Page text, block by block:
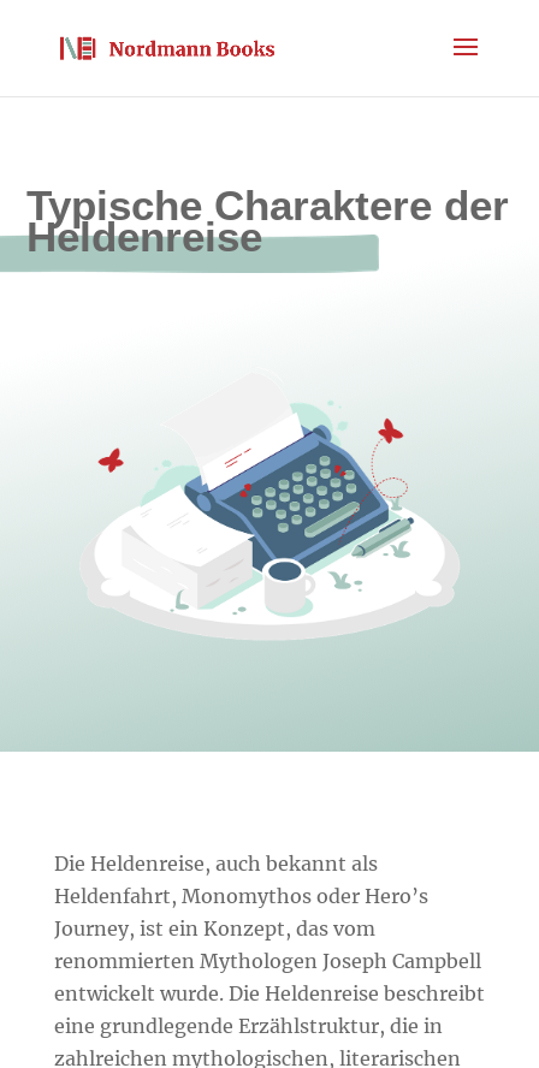
Typische Charaktere der
Heldenreise
Die Heldenreise, auch bekannt als
Heldenfahrt, Monomythos oder Hero’s
Journey, ist ein Konzept, das vom
renommierten Mythologen Joseph Campbell
entwickelt wurde. Die Heldenreise beschreibt
eine grundlegende Erzählstruktur, die in
zahlreichen mythologischen, literarischen